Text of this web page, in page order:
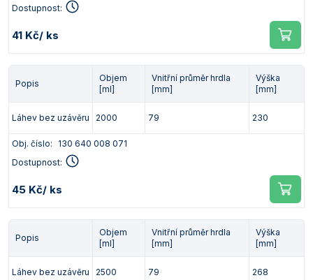
Dostupnost:
41 Kč/ ks
Popis
Objem
[ml]
Vnitřní průměr hrdla
[mm]
Výška
[mm]
Láhev bez uzávěru 2000 79 230
Obj. číslo:
130 640 008 071
Dostupnost:
45 Kč/ ks
Popis
Objem
[ml]
Vnitřní průměr hrdla
[mm]
Výška
[mm]
Láhev bez uzávěru 2500 79 268